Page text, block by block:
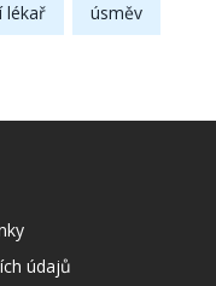
lékař úsměv
údajů